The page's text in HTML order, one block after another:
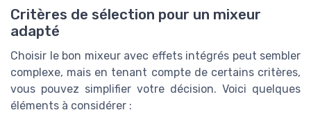
Critères de sélection pour un mixeur
adapté
Choisir le bon mixeur avec effets intégrés peut sembler
complexe, mais en tenant compte de certains critères,
vous pouvez simplifier votre décision. Voici quelques
éléments à considérer :